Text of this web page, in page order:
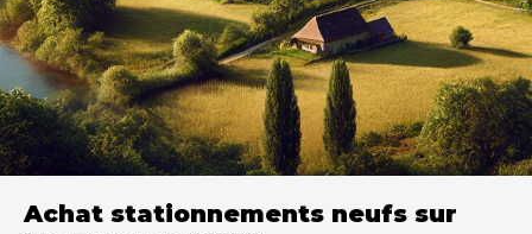
Achat stationnements neufs sur